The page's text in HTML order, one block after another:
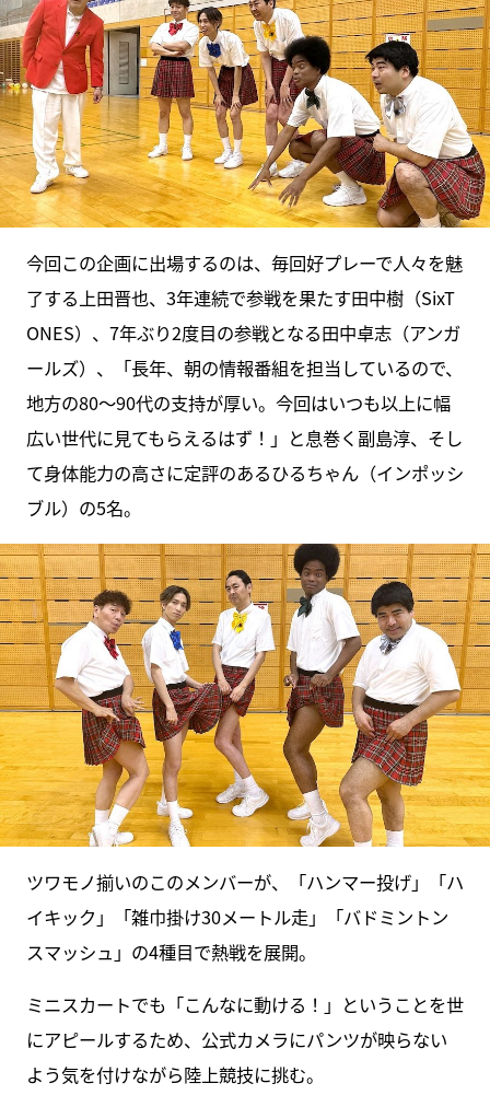
今回この企画に出場するのは、毎回好プレーで人々を魅
了する上田晋也、3年連続で参戦を果たす田中樹（SixT
ONES）、7年ぶり2度目の参戦となる田中卓志（アンガ
ールズ）、「長年、朝の情報番組を担当しているので、
地方の80～90代の支持が厚い。今回はいつも以上に幅
広い世代に見てもらえるはず！」と息巻く副島淳、そし
て身体能力の高さに定評のあるひるちゃん（インポッシ
ブル）の5名。
ツワモノ揃いのこのメンバーが、「ハンマー投げ」「ハ
イキック」「雑巾掛け30メートル走」「バドミントン
スマッシュ」の4種目で熱戦を展開。
ミニスカートでも「こんなに動ける！」ということを世
にアピールするため、公式カメラにパンツが映らない
よう気を付けながら陸上競技に挑む。